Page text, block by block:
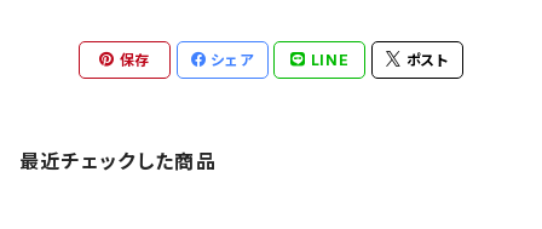
保存 シェア LINE ポスト
最近チェックした商品